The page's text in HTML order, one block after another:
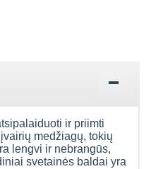
ir priimti
medžiagų, tokių
lengvi ir nebrangūs,
svetainės baldai yra